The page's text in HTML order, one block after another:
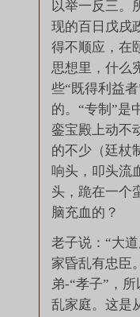
以举一反三。
现的百日戊戌
得不顺应，在
思想里，什么
些“既得利益
的。“专制”是
銮宝殿上动不
的不少（廷杖
响头，叩头流
头，跪在一个
脑充血的？
老子说：“大
家昏乱有忠臣
弟-“孝子”，
乱家庭。这是